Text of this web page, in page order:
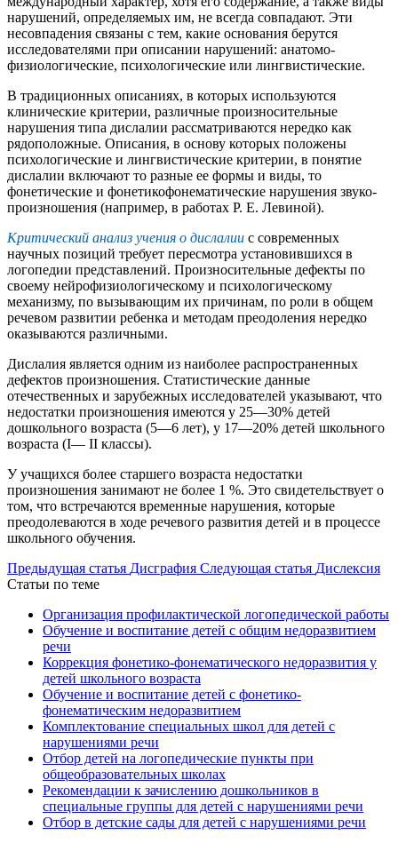
нарушений, определяемых им, не всегда совпадают. Эти
несовпадения связаны с тем, какие основания берутся
исследователями при описании нарушений: анатомо-
физиологические, психологические или лингвистические.
В традиционных описаниях, в которых используются
клинические критерии, различные произносительные
нарушения типа дислалии рассматриваются нередко как
рядоположные. Описания, в основу которых положены
психологические и лингвистические критерии, в понятие
дислалии включают то разные ее формы и виды, то
фонетические и фонетикофонематические нарушения звуко-
произношения (например, в работах Р. Е. Левиной).
Критический анализ учения о дислалии с современных
научных позиций требует пересмотра установившихся в
логопедии представлений. Произносительные дефекты по
своему нейрофизиологическому и психологическому
механизму, по вызывающим их причинам, по роли в общем
речевом развитии ребенка и методам преодоления нередко
оказываются различными.
Дислалия является одним из наиболее распространенных
дефектов произношения. Статистические данные
отечественных и зарубежных исследователей указывают, что
недостатки произношения имеются у 25—30% детей
дошкольного возраста (5—6 лет), у 17—20% детей школьного
возраста (I— II классы).
У учащихся более старшего возраста недостатки
произношения занимают не более 1 %. Это свидетельствует о
том, что встречаются временные нарушения, которые
преодолеваются в ходе речевого развития детей и в процессе
школьного обучения.
Предыдущая статья Дисграфия Следующая статья Дислексия
Статьи по теме
Организация профилактической логопедической работы
Обучение и воспитание детей с общим недоразвитием
речи
Коррекция фонетико-фонематического недоразвития у
детей школьного возраста
Обучение и воспитание детей с фонетико-
фонематическим недоразвитием
Комплектование специальных школ для детей с
нарушениями речи
Отбор детей на логопедические пункты при
общеобразовательных школах
Рекомендации к зачислению дошкольников в
специальные группы для детей с нарушениями речи
Отбор в детские сады для детей с нарушениями речи